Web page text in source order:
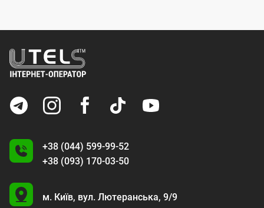
+38 (044) 599-99-52
+38 (093) 170-03-50
U
м. Київ, вул. Лютеранська, 9/9